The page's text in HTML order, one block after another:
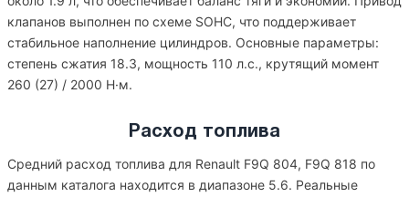
клапанов выполнен по схеме SOHC, что поддерживает
стабильное наполнение цилиндров. Основные параметры:
степень сжатия 18.3, мощность 110 л.с., крутящий момент
260 (27) / 2000 Н·м.
Расход топлива
Средний расход топлива для Renault F9Q 804, F9Q 818 по
данным каталога находится в диапазоне 5.6. Реальные